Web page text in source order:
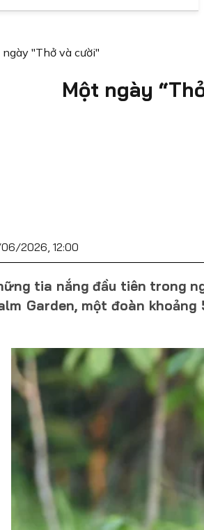
ngày "Thở và cười"
Một ngày
2026, 12:00
tia nắng đầu tiên trong
Garden, một đoàn